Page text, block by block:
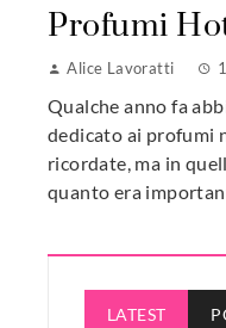
Profumi
Alice Lavoratti
Qualche anno fa
dedicato ai profumi
ricordate, ma in
quanto era
LATEST